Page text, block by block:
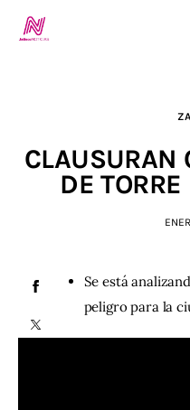
TV en Vivo
Jalisco
Jalisco TV
CLAUSURAN
DE
Se está
peligro para la